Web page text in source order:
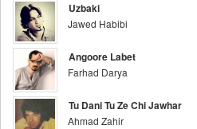
Uzbaki
Jawed Habibi
Angoore Labet
Farhad Darya
Tu Dani Tu Ze Chi Jawhar
Ahmad Zahir